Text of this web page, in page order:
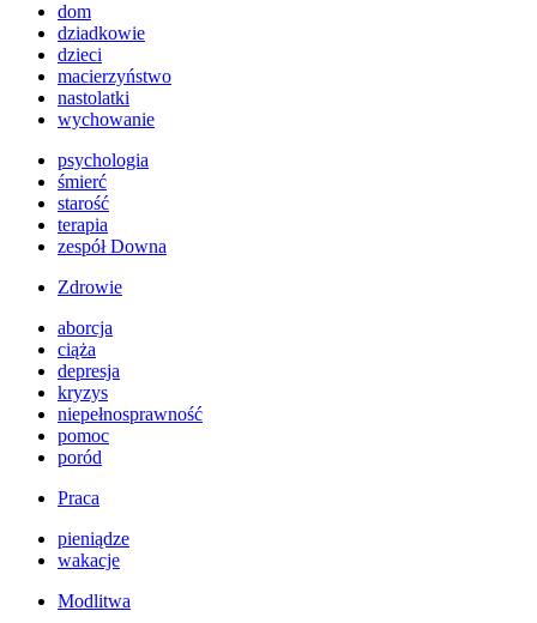
dom
dziadkowie
dzieci
macierzyństwo
nastolatki
wychowanie
psychologia
śmierć
starość
terapia
zespół Downa
Zdrowie
aborcja
ciąża
depresja
kryzys
niepełnosprawność
pomoc
poród
Praca
pieniądze
wakacje
Modlitwa